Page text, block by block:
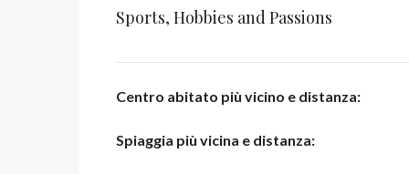
Sports, Hobbies and Passions
Centro abitato più vicino e distanza:
Spiaggia più vicina e distanza: